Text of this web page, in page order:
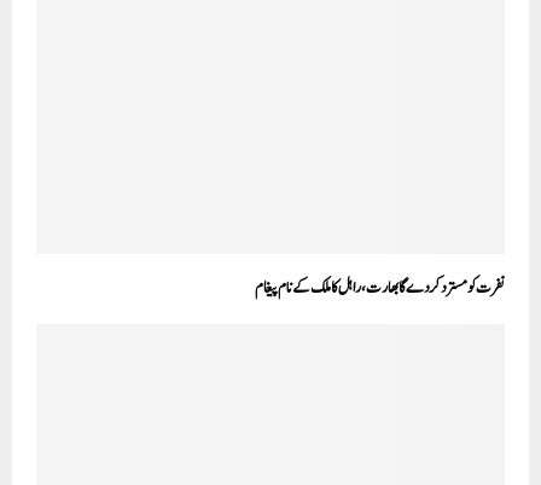
نفرت کو مسترد کردے گا بھارت، راہل کا ملک کے نام پیغام